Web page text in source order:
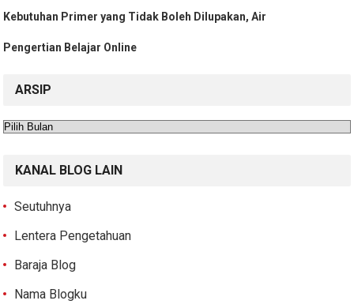
Kebutuhan Primer yang Tidak Boleh Dilupakan, Air
Pengertian Belajar Online
ARSIP
Arsip
KANAL BLOG LAIN
Seutuhnya
Lentera Pengetahuan
Baraja Blog
Nama Blogku